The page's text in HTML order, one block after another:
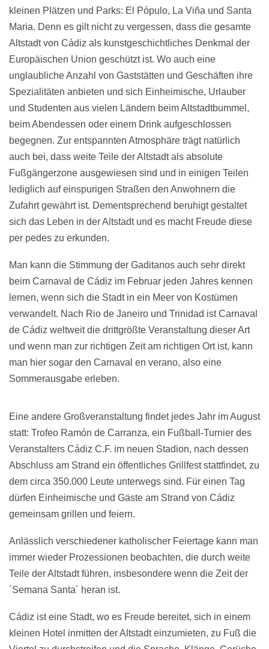
kleinen Plätzen und Parks: El Pópulo, La Viña und Santa
Maria. Denn es gilt nicht zu vergessen, dass die gesamte
Altstadt von Cádiz als kunstgeschichtliches Denkmal der
Europäischen Union geschützt ist. Wo auch eine
unglaubliche Anzahl von Gaststätten und Geschäften ihre
Spezialitäten anbieten und sich Einheimische, Urlauber
und Studenten aus vielen Ländern beim Altstadtbummel,
beim Abendessen oder einem Drink aufgeschlossen
begegnen. Zur entspannten Atmosphäre trägt natürlich
auch bei, dass weite Teile der Altstadt als absolute
Fußgängerzone ausgewiesen sind und in einigen Teilen
lediglich auf einspurigen Straßen den Anwohnern die
Zufahrt gewährt ist. Dementsprechend beruhigt gestaltet
sich das Leben in der Altstadt und es macht Freude diese
per pedes zu erkunden.
Man kann die Stimmung der Gaditanos auch sehr direkt
beim Carnaval de Cádiz im Februar jeden Jahres kennen
lernen, wenn sich die Stadt in ein Meer von Kostümen
verwandelt. Nach Rio de Janeiro und Trinidad ist Carnaval
de Cádiz weltweit die drittgrößte Veranstaltung dieser Art
und wenn man zur richtigen Zeit am richtigen Ort ist, kann
man hier sogar den Carnaval en verano, also eine
Sommerausgabe erleben.
Eine andere Großveranstaltung findet jedes Jahr im August
statt: Trofeo Ramón de Carranza, ein Fußball-Turnier des
Veranstalters Cádiz C.F. im neuen Stadion, nach dessen
Abschluss am Strand ein öffentliches Grillfest stattfindet, zu
dem circa 350.000 Leute unterwegs sind. Für einen Tag
dürfen Einheimische und Gäste am Strand von Cádiz
gemeinsam grillen und feiern.
Anlässlich verschiedener katholischer Feiertage kann man
immer wieder Prozessionen beobachten, die durch weite
Teile der Altstadt führen, insbesondere wenn die Zeit der
´Semana Santa´ heran ist.
Cádiz ist eine Stadt, wo es Freude bereitet, sich in einem
kleinen Hotel inmitten der Altstadt einzumieten, zu Fuß die